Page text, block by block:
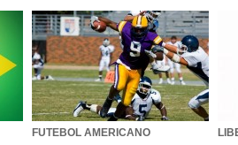
FUTEBOL AMERICANO